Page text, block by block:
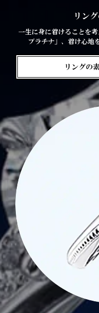
リン
一生に身に着けることを
プラチナ」、着け心地
リングの